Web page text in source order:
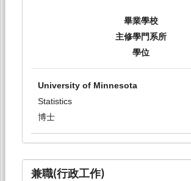
畢業學校
主修學門系所
學位
University of Minnesota
Statistics
博士
兼職(行政工作)